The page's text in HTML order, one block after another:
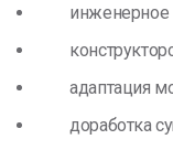
инженерное
адаптация
доработка